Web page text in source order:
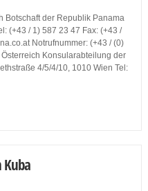
Botschaft der Republik Panama
(+43 / 1) 587 23 47 Fax: (+43 /
Notrufnummer: (+43 / (0)
Konsularabteilung der
4/5/4/10, 1010 Wien Tel: